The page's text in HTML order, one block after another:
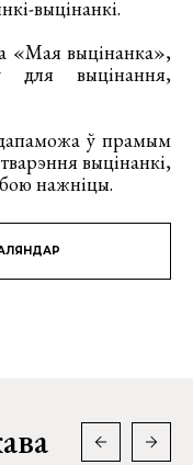
выцінанкі.
«Мая выцінанка»,
для выцінання,
ў прамым
выцінанкі,
нажніцы.